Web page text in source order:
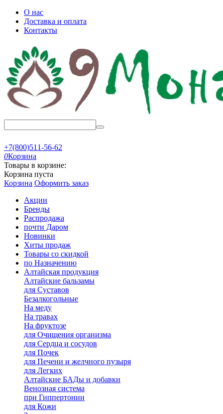
О нас
Доставка и оплата
Контакты
+7(800)511-56-62
0Корзина
Товары в корзине:
Корзина пуста
Корзина Оформить заказ
Акции
Бренды
Распродажа
почти Даром
Новинки
Хиты продаж
Товары со скидкой
по Назначению
Алтайская продукция
Алтайские бальзамы
для Суставов
Безалкогольные
На меду
На травах
На фруктозе
для Очищения организма
для Сердца и сосудов
для Почек
для Печени и желчного пузыря
для Легких
Алтайские БАДы и добавки
Венозная система
при Гиппертонии
для Кожи